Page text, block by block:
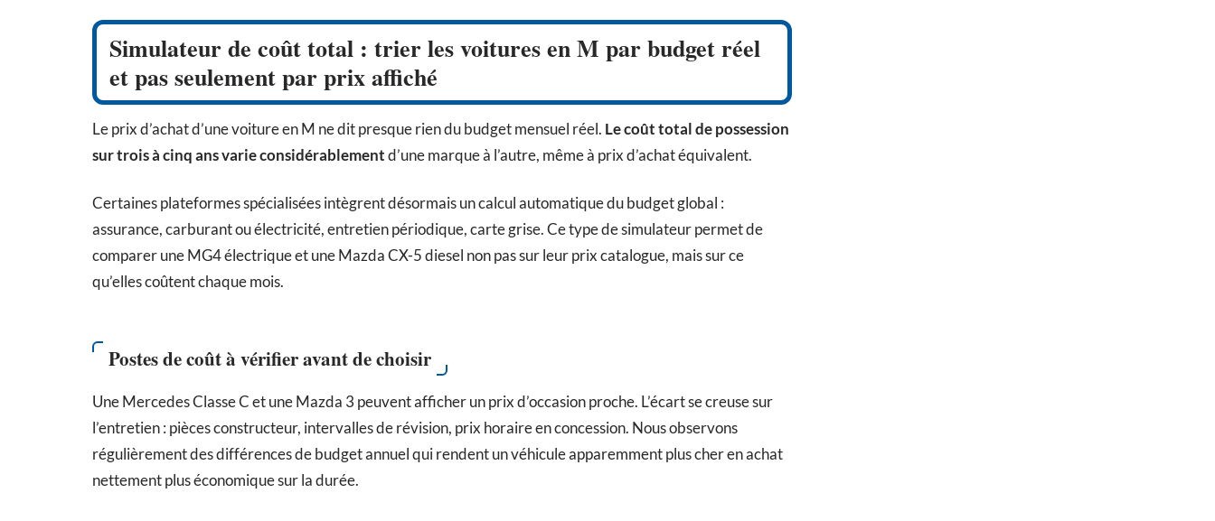
Simulateur de coût total : trier les voitures en M par budget réel
et pas seulement par prix affiché
Le prix d’achat d’une voiture en M ne dit presque rien du budget mensuel réel. Le coût total de possession
sur trois à cinq ans varie considérablementd’une marque à l’autre, même à prix d’achat équivalent.
Certaines plateformes spécialisées intègrent désormais un calcul automatique du budget global :
assurance, carburant ou électricité, entretien périodique, carte grise. Ce type de simulateur permet de
comparer une MG4 électrique et une Mazda CX-5 diesel non pas sur leur prix catalogue, mais sur ce
qu’elles coûtent chaque mois.
Postes de coût à vérifier avant de choisir
Une Mercedes Classe C et une Mazda 3 peuvent afficher un prix d’occasion proche. L’écart se creuse sur
l’entretien : pièces constructeur, intervalles de révision, prix horaire en concession. Nous observons
régulièrement des différences de budget annuel qui rendent un véhicule apparemment plus cher en achat
nettement plus économique sur la durée.